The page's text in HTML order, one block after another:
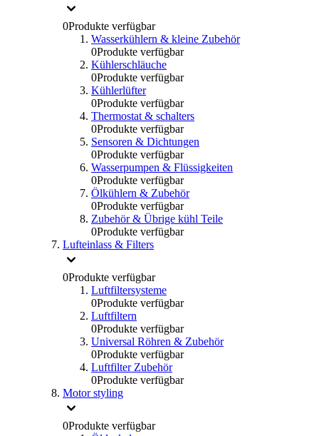
0Produkte verfügbar
Wasserkühlern & kleine Zubehör
0Produkte verfügbar
Kühlerschläuche
0Produkte verfügbar
Kühlerlüfter
0Produkte verfügbar
Thermostat & schalters
0Produkte verfügbar
Sensoren & Dichtungen
0Produkte verfügbar
Wasserpumpen & Flüssigkeiten
0Produkte verfügbar
Ölkühlern & Zubehör
0Produkte verfügbar
Zubehör & Übrige kühl Teile
0Produkte verfügbar
Lufteinlass & Filters
0Produkte verfügbar
Luftfiltersysteme
0Produkte verfügbar
Luftfiltern
0Produkte verfügbar
Universal Röhren & Zubehör
0Produkte verfügbar
Luftfilter Zubehör
0Produkte verfügbar
Motor styling
0Produkte verfügbar